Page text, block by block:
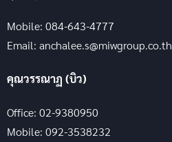
Mobile: 084-643-4777
Email: anchalee.s@miwgroup.co.th
คุณวรรณาฏ (บิว)
Office: 02-9380950
Mobile: 092-3538232